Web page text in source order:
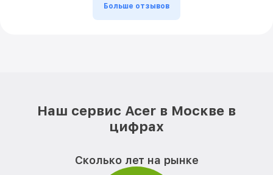
Больше отзывов
Наш сервис Acer в Москве в
цифрах
Сколько лет на рынке